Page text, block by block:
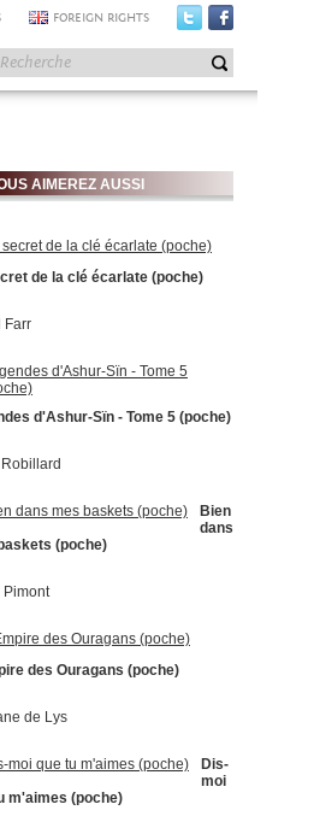
FOREIGN RIGHTS
AIMEREZ AUSSI
de la clé écarlate (poche)
Farr
d'Ashur-Sïn - Tome 5 (poche)
Bien
dans
(poche)
Pimont
des Ouragans (poche)
de Lys
Dis-
moi
m'aimes (poche)